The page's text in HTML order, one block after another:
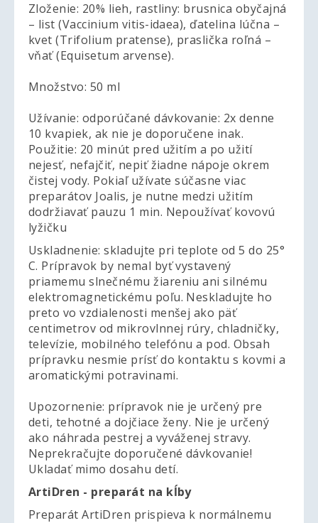
Zloženie: 20% lieh, rastliny: brusnica obyčajná
– list (Vaccinium vitis-idaea), ďatelina lúčna –
kvet (Trifolium pratense), praslička roľná –
vňať (Equisetum arvense).
Množstvo: 50 ml
Užívanie: odporúčané dávkovanie: 2x denne
10 kvapiek, ak nie je doporučene inak.
Použitie: 20 minút pred užitím a po užití
nejesť, nefajčiť, nepiť žiadne nápoje okrem
čistej vody. Pokiaľ užívate súčasne viac
preparátov Joalis, je nutne medzi užitím
dodržiavať pauzu 1 min. Nepoužívať kovovú
lyžičku
Uskladnenie: skladujte pri teplote od 5 do 25°
C. Prípravok by nemal byť vystavený
priamemu slnečnému žiareniu ani silnému
elektromagnetickému poľu. Neskladujte ho
preto vo vzdialenosti menšej ako päť
centimetrov od mikrovlnnej rúry, chladničky,
televízie, mobilného telefónu a pod. Obsah
prípravku nesmie prísť do kontaktu s kovmi a
aromatickými potravinami.
Upozornenie: prípravok nie je určený pre
deti, tehotné a dojčiace ženy. Nie je určený
ako náhrada pestrej a vyváženej stravy.
Neprekračujte doporučené dávkovanie!
Ukladať mimo dosahu detí.
ArtiDren - preparát na kĺby
Preparát ArtiDren prispieva k normálnemu